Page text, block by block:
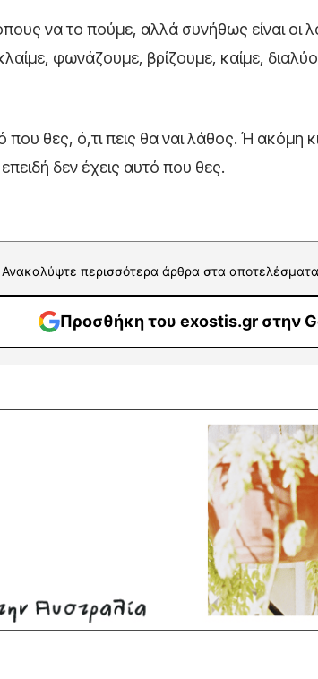
να το πούμε, αλλά συνήθως είναι οι
φωνάζουμε, βρίζουμε, καίμε,
που θες, ό,τι πεις θα ναι λάθος. Ή ακόμη
δεν έχεις αυτό που θες.
Ανακαλύψτε περισσότερα άρθρα στα
Προσθήκη του exostis.gr στην